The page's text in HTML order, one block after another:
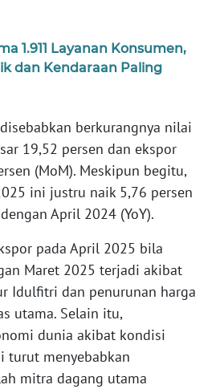
1.911 Layanan Konsumen,
dan Kendaraan Paling
berkurangnya nilai
19,52 persen dan ekspor
(MoM). Meskipun begitu,
ini justru naik 5,76 persen
April 2024 (YoY).
pada April 2025 bila
Maret 2025 terjadi akibat
Idulfitri dan penurunan harga
utama. Selain itu,
dunia akibat kondisi
turut menyebabkan
mitra dagang utama